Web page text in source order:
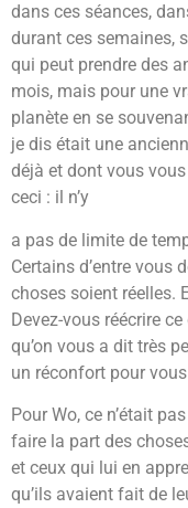
dans ces séances,
durant ces semaines,
qui peut prendre des
mois, mais pour une
planète en se
je dis était une
déjà et dont vous
ceci : il n’y
a pas de limite de
Certains d’entre vous
choses soient réelles.
Devez-vous réécrire
qu’on vous a dit très
un réconfort pour
Pour Wo, ce n’était
faire la part des
et ceux qui lui en
qu’ils avaient fait de